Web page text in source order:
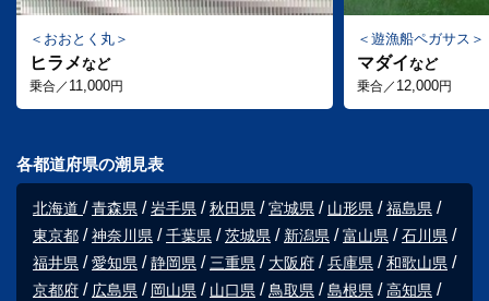
おおとく丸
ヒラメなど
乗合／ 11,000円
遊漁船ペガサス
マダイなど
乗合／ 12,000円
各都道府県の潮見表
北海道 青森県 岩手県 秋田県 宮城県 山形県
福島県
東京都
神奈川県 千葉県 茨城県 新潟県 富山県
石川県
福井県
愛知県 静岡県 三重県 大阪府 兵庫県
和歌山県
京都府
広島県 岡山県 山口県 鳥取県 島根県
高知県